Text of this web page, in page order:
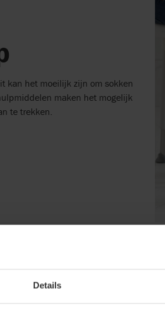
Details
kan het moeilijk zijn om sokken
maken het mogelijk
te trekken.
Wis filter